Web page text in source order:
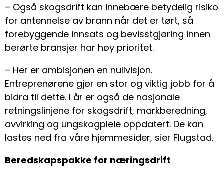
– Også skogsdrift kan innebære betydelig risiko
for antennelse av brann når det er tørt, så
forebyggende innsats og bevisstgjøring innen
berørte bransjer har høy prioritet.
– Her er ambisjonen en nullvisjon.
Entreprenørene gjør en stor og viktig jobb for å
bidra til dette. I år er også de nasjonale
retningslinjene for skogsdrift, markberedning,
avvirking og ungskogpleie oppdatert. De kan
lastes ned fra våre hjemmesider, sier Flugstad.
Beredskapspakke for næringsdrift